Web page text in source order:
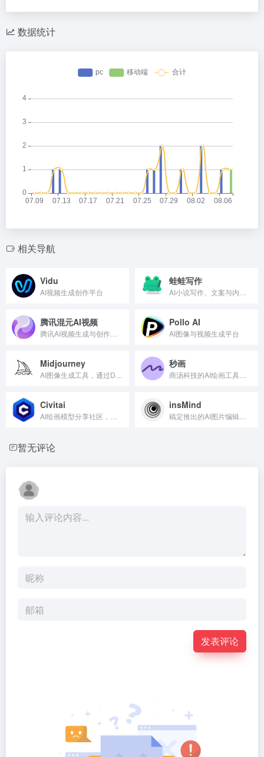
数据统计
相关导航
Vidu
AI视频生成创作平台
蛙蛙写作
腾讯混元AI视频 Pollo AI
AI图像与视频生成平台
Midjourney 秒画
Civitai insMind
暂无评论
发表评论